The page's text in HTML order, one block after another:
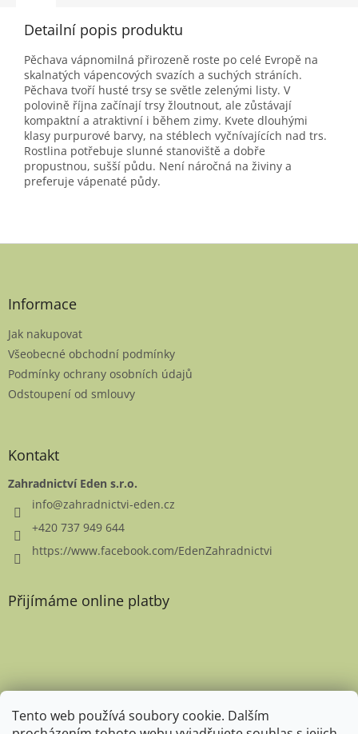
Tento web používá soubory cookie. Dalším
Detailní popis produktu
Pěchava vápnomilná přirozeně roste po celé Evropě na
skalnatých vápencových svazích a suchých stráních.
Pěchava tvoří husté trsy se světle zelenými listy. V
polovině října začínají trsy žloutnout, ale zůstávají
kompaktní a atraktivní i během zimy. Kvete dlouhými
klasy purpurové barvy, na stéblech vyčnívajících nad trs.
Rostlina potřebuje slunné stanoviště a dobře
propustnou, sušší půdu. Není náročná na živiny a
preferuje vápenaté půdy.
Z
Informace
Jak nakupovat
Všeobecné obchodní podmínky
Podmínky ochrany osobních údajů
Odstoupení od smlouvy
Kontakt
Zahradnictví Eden s.r.o.
info@zahradnictvi-eden.cz
+420 737 949 644
https://www.facebook.com/EdenZahradnictvi
Přijímáme online platby
Favicon